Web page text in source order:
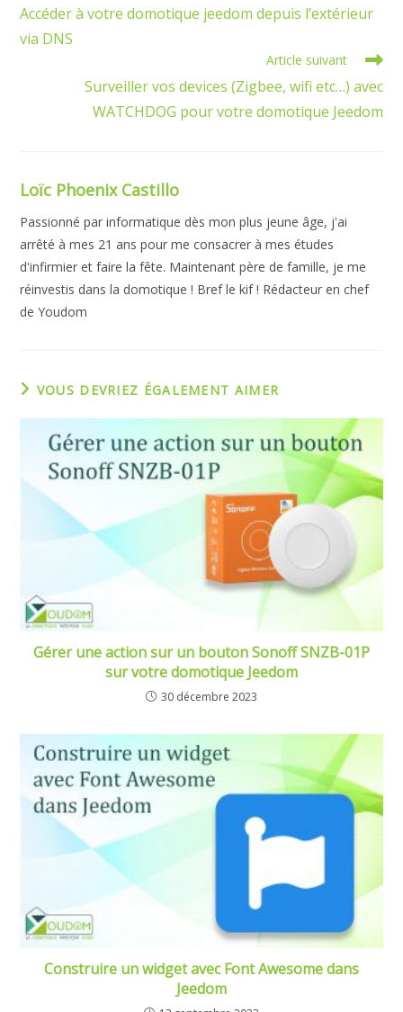
Accéder à votre domotique jeedom depuis l’extérieur
via DNS
Article suivant
Surveiller vos devices (Zigbee, wifi etc…) avec
WATCHDOG pour votre domotique Jeedom
Loïc Phoenix Castillo
Passionné par informatique dès mon plus jeune âge, j'ai
arrêté à mes 21 ans pour me consacrer à mes études
d'infirmier et faire la fête. Maintenant père de famille, je me
réinvestis dans la domotique ! Bref le kif ! Rédacteur en chef
de Youdom
VOUS DEVRIEZ ÉGALEMENT AIMER
Gérer une action sur un bouton Sonoff SNZB-01P
sur votre domotique Jeedom
30 décembre 2023
Construire un widget avec Font Awesome dans
Jeedom